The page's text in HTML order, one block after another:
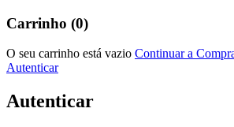
Carrinho (0)
O seu carrinho está vazio Continuar a
Autenticar
Autenticar